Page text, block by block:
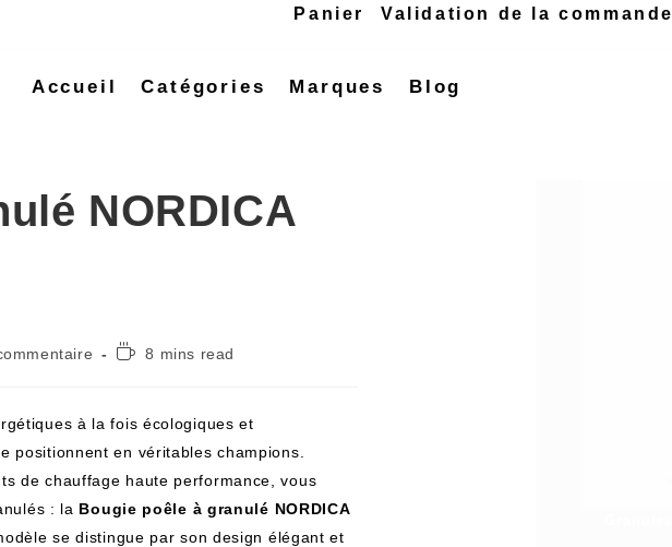
Panier Validation de la commande
Accueil Catégories Marques Blog
NORDICA
8 mins read
à la fois écologiques et
positionnent en véritables champions.
de chauffage haute performance, vous
: la Bougie poêle à granulé NORDICA
se distingue par son design élégant et